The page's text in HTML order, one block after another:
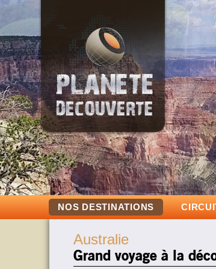
NOS DESTINATIONS
Australie
Grand voyage à la